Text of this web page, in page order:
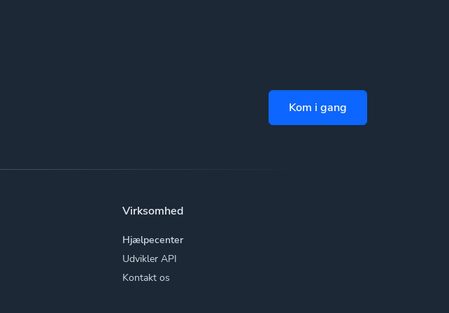
Kom i gang
Virksomhed
Hjælpecenter
Udvikler API
Kontakt os